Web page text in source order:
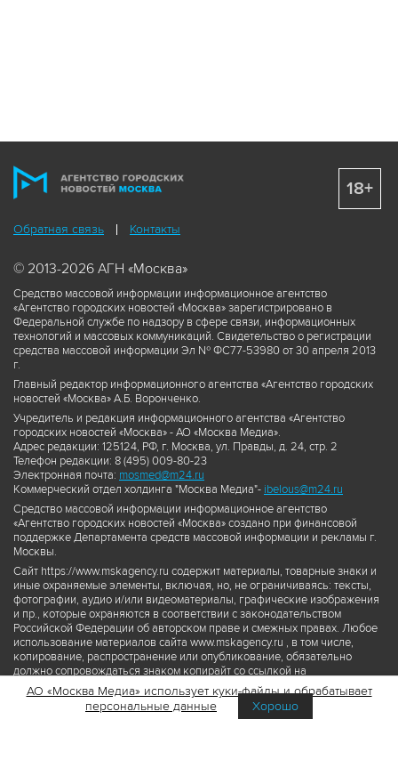
Обратная связь Контакты
© 2013-2026 АГН «Москва»
Средство массовой информации информационное агентство
«Агентство городских новостей «Москва» зарегистрировано в
Федеральной службе по надзору в сфере связи, информационных
технологий и массовых коммуникаций. Свидетельство о регистрации
средства массовой информации Эл № ФС77-53980 от 30 апреля 2013
г.
Главный редактор информационного агентства «Агентство городских
новостей «Москва» А.Б. Воронченко.
Учредитель и редакция информационного агентства «Агентство
городских новостей «Москва» - АО «Москва Медиа».
Адрес редакции: 125124, РФ, г. Москва, ул. Правды, д. 24, стр. 2
Телефон редакции: 8 (495) 009-80-23
Электронная почта: mosmed@m24.ru
Коммерческий отдел холдинга "Москва Медиа"- ibelous@m24.ru
Средство массовой информации информационное агентство
«Агентство городских новостей «Москва» создано при финансовой
поддержке Департамента средств массовой информации и рекламы г.
Москвы.
Сайт https://www.mskagency.ru содержит материалы, товарные знаки и
иные охраняемые элементы, включая, но, не ограничиваясь: тексты,
фотографии, аудио и/или видеоматериалы, графические изображения
и пр., которые охраняются в соответствии с законодательством
Российской Федерации об авторском праве и смежных правах. Любое
использование материалов сайта www.mskagency.ru , в том числе,
копирование, распространение или опубликование, обязательно
должно сопровождаться знаком копирайт со ссылкой на
правообладателя © АО «Москва Медиа», а также гиперссылкой на сайт
www.mskagency.ru как на первоисточник информации. Переработка
материалов сайта www.mskagency.ru не допускается.
18+
АО «Москва Медиа» использует куки-файлы и обрабатывает
персональные данные
Хорошо